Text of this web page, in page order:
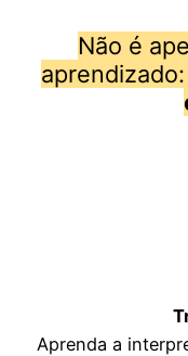
Não é
aprendizado:
Aprenda a